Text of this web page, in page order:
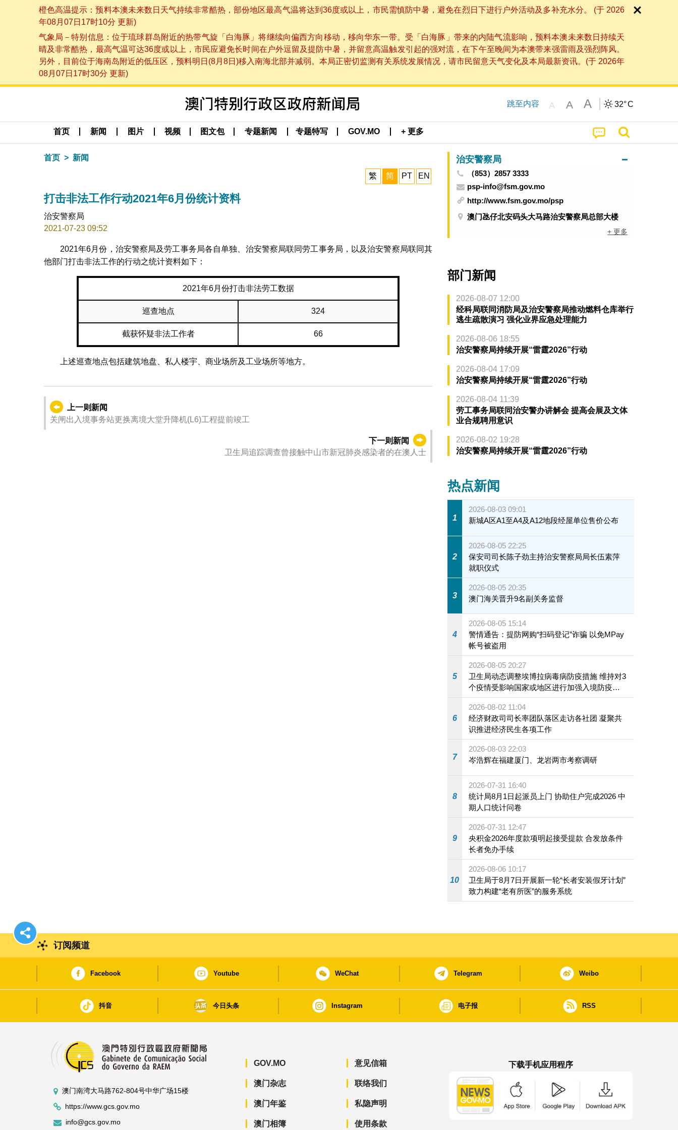
橙色高温提示：预料本澳未来数日天气持续非常酷热，部份地区最高气温将达到36度或以上，市民需慎防中暑，避免在烈日下进行户外活动及多补充水分。 (于 2026
年08月07日17时10分 更新)
气象局－特别信息：位于琉球群岛附近的热带气旋「白海豚」将继续向偏西方向移动，移向华东一带。受「白海豚」带来的内陆气流影响，预料本澳未来数日持续天
晴及非常酷热，最高气温可达36度或以上，市民应避免长时间在户外逗留及提防中暑，并留意高温触发引起的强对流，在下午至晚间为本澳带来强雷雨及强烈阵风。
另外，目前位于海南岛附近的低压区，预料明日(8月8日)移入南海北部并减弱。本局正密切监测有关系统发展情况，请市民留意天气变化及本局最新资讯。(于 2026年
08月07日17时30分 更新)
跳至内容 A A A 32°C
首页 新闻 图片 视频 图文包 专题新闻 专题特写 GOV.MO + 更多
首页 新闻
繁 简 PT EN
打击非法工作行动2021年6月份统计资料
治安警察局
2021-07-23 09:52
2021年6月份，治安警察局及劳工事务局各自单独、治安警察局联同劳工事务局，以及治安警察局联同其
他部门打击非法工作的行动之统计资料如下：
2021年6月份打击非法劳工数据
巡查地点 324
截获怀疑非法工作者 66
上述巡查地点包括建筑地盘、私人楼宇、商业场所及工业场所等地方。
上一则新闻
关闸出入境事务站更换离境大堂升降机(L6)工程提前竣工
下一则新闻
卫生局追踪调查曾接触中山市新冠肺炎感染者的在澳人士
治安警察局
（853）2857 3333
psp-info@fsm.gov.mo
http://www.fsm.gov.mo/psp
澳门氹仔北安码头大马路治安警察局总部大楼
+ 更多
部门新闻
2026-08-07 12:00
经科局联同消防局及治安警察局推动燃料仓库举行
逃生疏散演习 强化业界应急处理能力
2026-08-06 18:55
治安警察局持续开展“雷霆2026”行动
2026-08-04 17:09
治安警察局持续开展“雷霆2026”行动
2026-08-04 11:39
劳工事务局联同治安警办讲解会 提高会展及文体
业合规聘用意识
2026-08-02 19:28
治安警察局持续开展“雷霆2026”行动
热点新闻
1
2026-08-03 09:01
新城A区A1至A4及A12地段经屋单位售价公布
2
2026-08-05 22:25
保安司司长陈子劲主持治安警察局局长伍素萍
就职仪式
3
2026-08-05 20:35
澳门海关晋升9名副关务监督
4
2026-08-05 15:14
警情通告：提防网购“扫码登记”诈骗 以免MPay
帐号被盗用
5
2026-08-05 20:27
卫生局动态调整埃博拉病毒病防疫措施 维持对3
个疫情受影响国家或地区进行加强入境防疫措
施
6
2026-08-02 11:04
经济财政司司长率团队落区走访各社团 凝聚共
识推进经济民生各项工作
7
2026-08-03 22:03
岑浩辉在福建厦门、龙岩两市考察调研
8
2026-07-31 16:40
统计局8月1日起派员上门 协助住户完成2026 中
期人口统计问卷
9
2026-07-31 12:47
央积金2026年度款项明起接受提款 合发放条件
长者免办手续
10
2026-08-06 10:17
卫生局于8月7日开展新一轮“长者安装假牙计划”
致力构建“老有所医”的服务系统
订阅频道
Facebook Youtube WeChat Telegram Weibo
抖音 今日头条 Instagram 电子报 RSS
澳门南湾大马路762-804号中华广场15楼
https://www.gcs.gov.mo
info@gcs.gov.mo
GOV.MO
澳门杂志
澳门年鉴
澳门相簿
意见信箱
联络我们
私隐声明
使用条款
下载手机应用程序